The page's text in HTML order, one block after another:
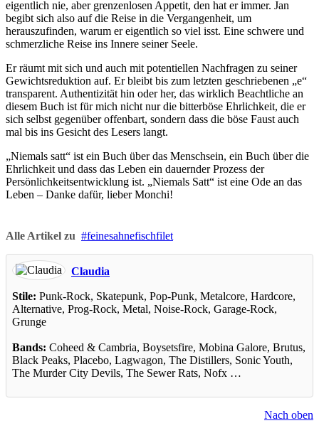
eigentlich nie, aber grenzenlosen Appetit, den hat er immer. Jan
begibt sich also auf die Reise in die Vergangenheit, um
herauszufinden, warum er eigentlich so viel isst. Eine schwere und
schmerzliche Reise ins Innere seiner Seele.
Er räumt mit sich und auch mit potentiellen Nachfragen zu seiner
Gewichtsreduktion auf. Er bleibt bis zum letzten geschriebenen „e“
transparent. Authentizität hin oder her, das wirklich Beachtliche an
diesem Buch ist für mich nicht nur die bitterböse Ehrlichkeit, die er
sich selbst gegenüber offenbart, sondern dass die böse Faust auch
mal bis ins Gesicht des Lesers langt.
„Niemals satt“ ist ein Buch über das Menschsein, ein Buch über die
Ehrlichkeit und dass das Leben ein dauernder Prozess der
Persönlichkeitsentwicklung ist. „Niemals Satt“ ist eine Ode an das
Leben – Danke dafür, lieber Monchi!
Alle Artikel zu feinesahnefischfilet
Claudia
Stile: Punk-Rock, Skatepunk, Pop-Punk, Metalcore, Hardcore,
Alternative, Prog-Rock, Metal, Noise-Rock, Garage-Rock,
Grunge
Bands: Coheed & Cambria, Boysetsfire, Mobina Galore, Brutus,
Black Peaks, Placebo, Lagwagon, The Distillers, Sonic Youth,
The Murder City Devils, The Sewer Rats, Nofx …
Nach oben